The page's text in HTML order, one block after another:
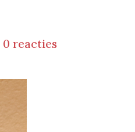
0 reacties